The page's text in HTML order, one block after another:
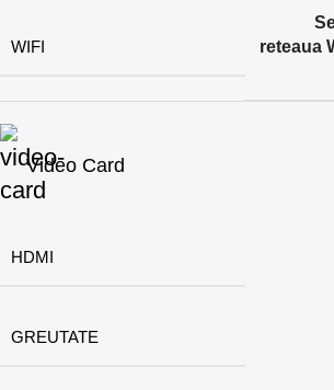
WIFI
reteaua
Video Card
HDMI
GREUTATE